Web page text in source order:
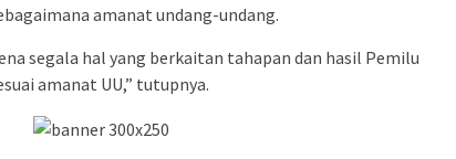
amanat undang-undang.
segala hal yang berkaitan tahapan dan hasil Pemilu
amanat UU,” tutupnya.